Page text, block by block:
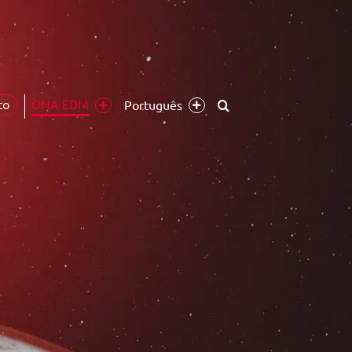
ONA EDM Português